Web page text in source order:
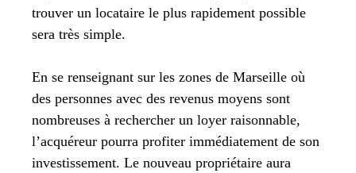
trouver un locataire le plus rapidement possible
sera très simple.
En se renseignant sur les zones de Marseille où
des personnes avec des revenus moyens sont
nombreuses à rechercher un loyer raisonnable,
l’acquéreur pourra profiter immédiatement de son
investissement. Le nouveau propriétaire aura